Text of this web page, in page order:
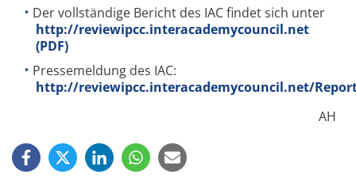
Der vollständige Bericht des IAC findet sich unter
http://reviewipcc.interacademycouncil.net
(PDF)
Pressemeldung des IAC:
http://reviewipcc.interacademycouncil.net/
AH